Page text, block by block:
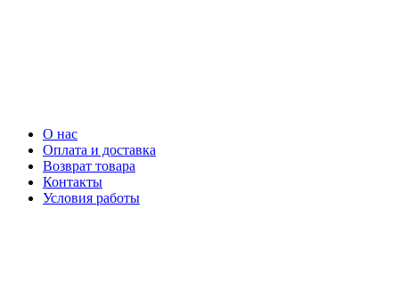
О нас
Оплата и доставка
Возврат товара
Контакты
Условия работы